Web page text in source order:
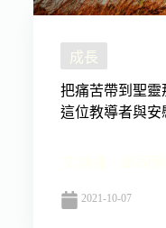
成長
把痛苦帶到聖靈
這位教導者與安
2021-10-07